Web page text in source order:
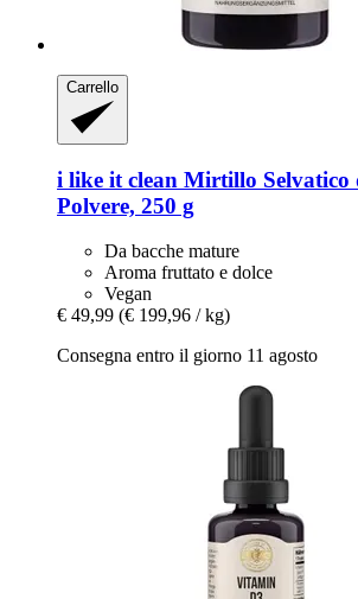
Carrello
i like it clean Mirtillo Selvatico
Polvere, 250 g
Da bacche mature
Aroma fruttato e dolce
Vegan
€ 49,99 (€ 199,96 / kg)
Consegna entro il giorno 11 agosto